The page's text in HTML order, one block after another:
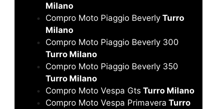
Milano
Compro Moto Piaggio Beverly Turro
Milano
Compro Moto Piaggio Beverly 300
Turro Milano
Compro Moto Piaggio Beverly 350
Turro Milano
Compro Moto Vespa Gts Turro Milano
Compro Moto Vespa Primavera Turro